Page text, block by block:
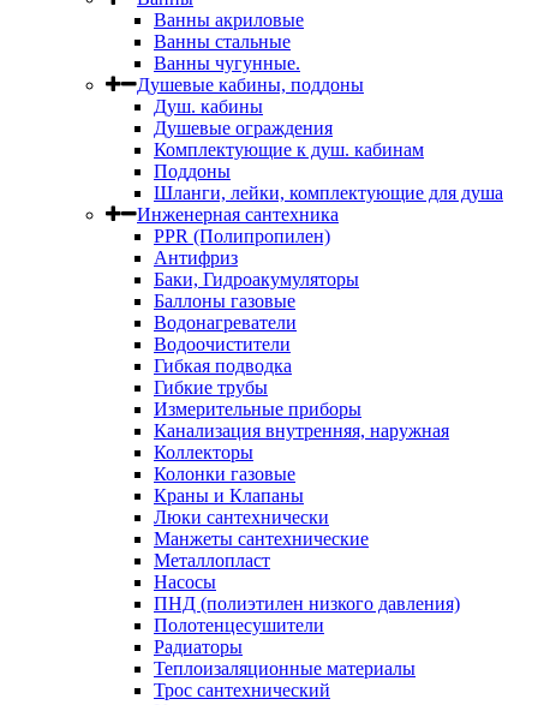
Ванны акриловые
Ванны стальные
Ванны чугунные.
Душевые кабины, поддоны
Душ. кабины
Душевые ограждения
Комплектующие к душ. кабинам
Поддоны
Шланги, лейки, комплектующие для душа
Инженерная сантехника
PPR (Полипропилен)
Антифриз
Баки, Гидроакумуляторы
Баллоны газовые
Водонагреватели
Водоочистители
Гибкая подводка
Гибкие трубы
Измерительные приборы
Канализация внутренняя, наружная
Коллекторы
Колонки газовые
Краны и Клапаны
Люки сантехнически
Манжеты сантехнические
Металлопласт
Насосы
ПНД (полиэтилен низкого давления)
Полотенцесушители
Радиаторы
Теплоизаляционные материалы
Трос сантехнический